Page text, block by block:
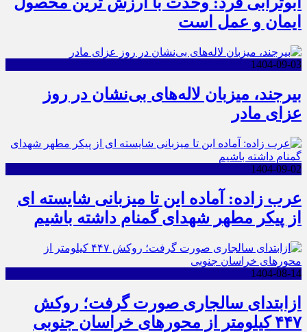
ایمان و عمل است
1404-09-03
بیرجند، میزبان لاله‌های بی‌نشان در روز
عزای مادر
1404-09-02
عرب زاده: آماده این تا میزبانی شایسته ای
از پیکر مطهر شهدای گمنام داشته باشیم
1404-08-14
ازابتدای سالجاری صورت گرفت؛ روکش
۴۴۷ کیلومتر از محورهای خراسان جنوبی